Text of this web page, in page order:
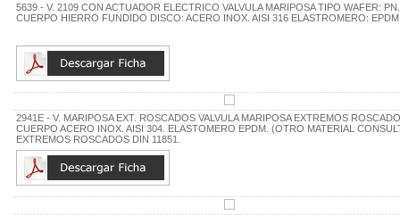
5639 - V. 2109 CON ACTUADOR ELECTRICO VALVULA MARIPOSA TIPO WAFER:
CUERPO HIERRO FUNDIDO DISCO: ACERO INOX. AISI 316 ELASTROMERO: EPDM
2941E - V. MARIPOSA EXT. ROSCADOS VALVULA MARIPOSA EXTREMOS
CUERPO ACERO INOX. AISI 304. ELASTOMERO EPDM. (OTRO MATERIAL
EXTREMOS ROSCADOS DIN 11851.